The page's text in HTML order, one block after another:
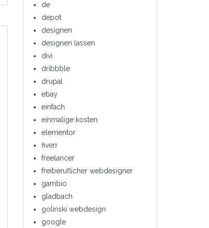
de
depot
designen
designen lassen
divi
dribbble
drupal
ebay
einfach
einmalige kosten
elementor
fiverr
freelancer
freiberuflicher webdesigner
gambio
gladbach
golinski webdesign
google